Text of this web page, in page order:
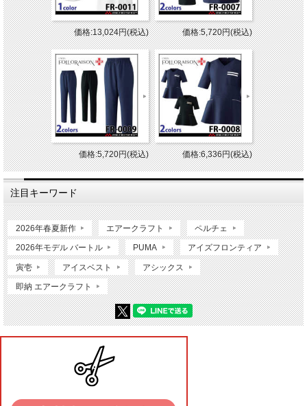
価格:13,024円(税込) 価格:5,720円(税込)
価格:5,720円(税込) 価格:6,336円(税込)
注目キーワード
2026年春夏新作 エアークラフト ペルチェ
2026年モデル バートル PUMA アイズフロンティア
寅壱 アイスベスト アシックス
即納 エアークラフト